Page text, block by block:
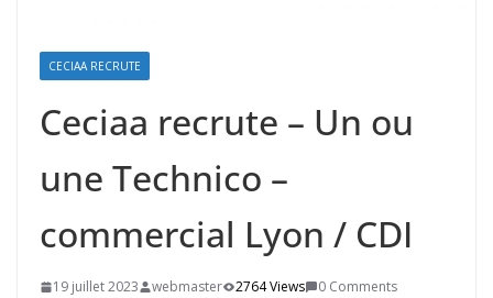
CECIAA RECRUTE
Ceciaa recrute – Un ou
une Technico –
commercial Lyon / CDI
19 juillet 2023 webmaster 2764 Views
0 Comments